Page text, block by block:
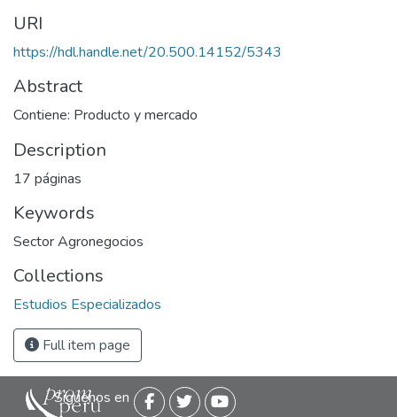
URI
https://hdl.handle.net/20.500.14152/5343
Abstract
Contiene: Producto y mercado
Description
17 páginas
Keywords
Sector Agronegocios
Collections
Estudios Especializados
Full item page
Siguenos en